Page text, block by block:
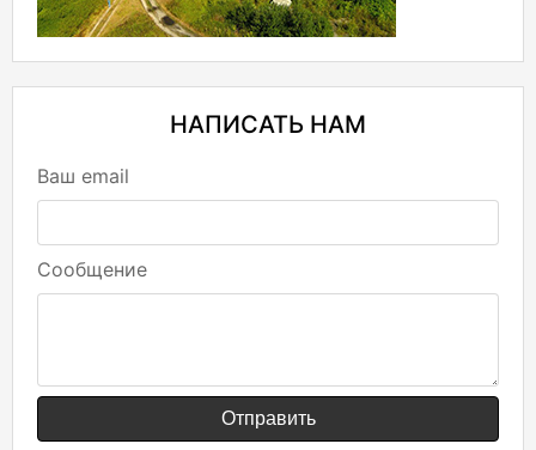
НАПИСАТЬ НАМ
Ваш email
Сообщение
Отправить